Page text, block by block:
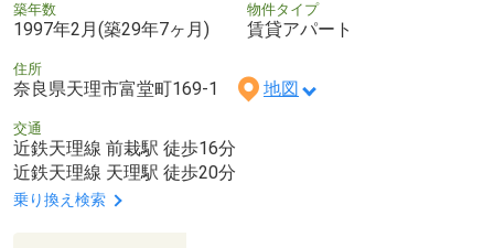
築年数
1997年2月(築29年7ヶ月)
物件タイプ
賃貸アパート
住所
奈良県天理市富堂町169-1 地図
交通
近鉄天理線 前栽駅 徒歩16分
近鉄天理線 天理駅 徒歩20分
乗り換え検索